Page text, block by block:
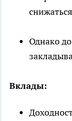
Однако
Вклады: